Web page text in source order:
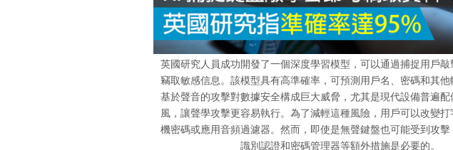
英國研究人員成功開發了一個深度學習模型，可以通過捕捉用戶敲
竊取敏感信息。該模型具有高準確率，可預測用戶名、密碼和其
基於聲音的攻擊對數據安全構成巨大威脅，尤其是現代設備普遍
風，讓聲學攻擊更容易執行。為了減輕這種風險，用戶可以改變打
機密碼或應用音頻過濾器。然而，即使是無聲鍵盤也可能受到攻擊
識別認證和密碼管理器等額外措施是必要的。